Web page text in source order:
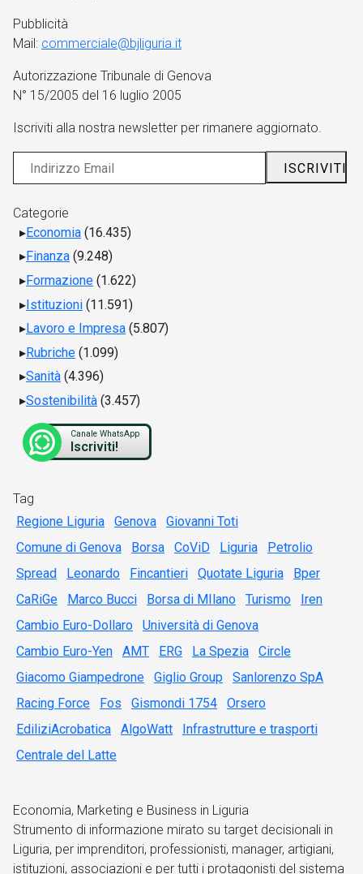
Pubblicità
Mail: commerciale@bjliguria.it
Autorizzazione Tribunale di Genova
N° 15/2005 del 16 luglio 2005
Iscriviti alla nostra newsletter per rimanere aggiornato.
Categorie
Economia (16.435)
Finanza (9.248)
Formazione (1.622)
Istituzioni (11.591)
Lavoro e Impresa (5.807)
Rubriche (1.099)
Sanità (4.396)
Sostenibilità (3.457)
Canale WhatsApp
Iscriviti!
Tag
Regione Liguria
Genova
Giovanni Toti
Comune di Genova
Borsa CoViD Liguria
Petrolio
Spread
Leonardo Fincantieri Quotate Liguria
Bper
CaRiGe
Marco Bucci Borsa di MIlano Turismo
Iren
Cambio Euro-Dollaro
Università di Genova
Cambio Euro-Yen
AMT ERG La Spezia
Circle
Giacomo Giampedrone
Giglio Group
Sanlorenzo SpA
Racing Force
Fos Gismondi 1754
Orsero
EdiliziAcrobatica
AlgoWatt
Infrastrutture e trasporti
Centrale del Latte
Economia, Marketing e Business in Liguria
Strumento di informazione mirato su target decisionali in
Liguria, per imprenditori, professionisti, manager, artigiani,
istituzioni, associazioni e per tutti i protagonisti del sistema